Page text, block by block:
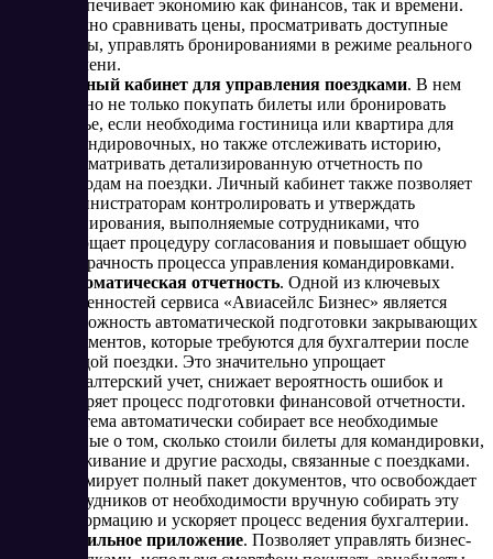
обеспечивает экономию как финансов, так и времени.
Можно сравнивать цены, просматривать доступные
рейсы, управлять бронированиями в режиме реального
времени.
Личный кабинет для управления поездками. В нем
можно не только покупать билеты или бронировать
жилье, если необходима гостиница или квартира для
командировочных, но также отслеживать историю,
просматривать детализированную отчетность по
расходам на поездки. Личный кабинет также позволяет
администраторам контролировать и утверждать
бронирования, выполняемые сотрудниками, что
упрощает процедуру согласования и повышает общую
прозрачность процесса управления командировками​.
Автоматическая отчетность. Одной из ключевых
особенностей сервиса «Авиасейлс Бизнес» является
возможность автоматической подготовки закрывающих
документов, которые требуются для бухгалтерии после
каждой поездки. Это значительно упрощает
бухгалтерский учет, снижает вероятность ошибок и
ускоряет процесс подготовки финансовой отчетности.
Система автоматически собирает все необходимые
данные о том, сколько стоили билеты для командировки,
проживание и другие расходы, связанные с поездками.
Формирует полный пакет документов, что освобождает
сотрудников от необходимости вручную собирать эту
информацию и ускоряет процесс ведения бухгалтерии​.
Мобильное приложение. Позволяет управлять бизнес-